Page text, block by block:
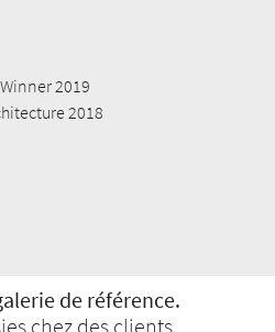
2019
2018
de référence.
chez des clients.